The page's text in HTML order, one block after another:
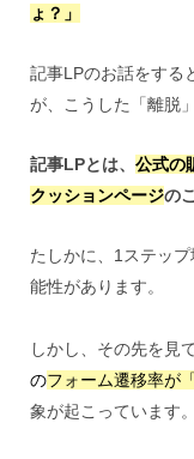
ょ？」
記事LPのお話をする
が、こうした「離脱
記事LPとは、 公式の
クッションページの
たしかに、1ステッ
能性があります。
しかし、その先を見
のフォーム遷移率が
象が起こっています。